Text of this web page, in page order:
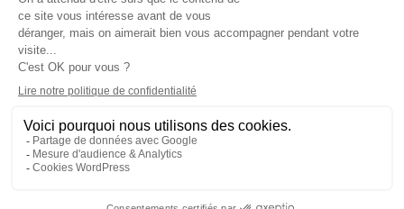
Contactez-nous-Mentions légales-CGV-Politique de
confidentialité-Gestion des cookies